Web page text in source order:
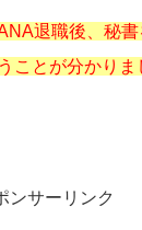
退職後、秘
ことが分かりま
ンサーリンク